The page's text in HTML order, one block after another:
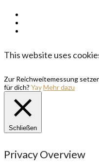
This website uses
Zur Reichweitemessung
für dich? YayMehr dazu
Schließen
Privacy Overview